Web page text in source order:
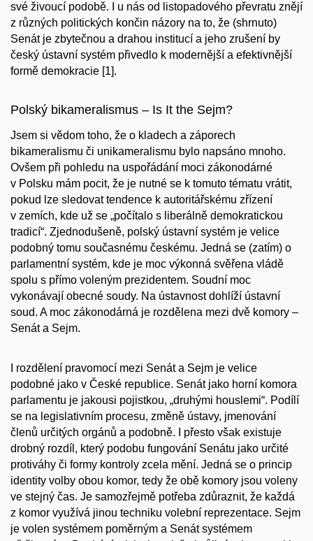
své živoucí podobě. I u nás od listopadového převratu znějí
z různých politických končin názory na to, že (shrnuto)
Senát je zbytečnou a drahou institucí a jeho zrušení by
český ústavní systém přivedlo k modernější a efektivnější
formě demokracie [1].
Polský bikameralismus – Is It the Sejm?
Jsem si vědom toho, že o kladech a záporech
bikameralismu či unikameralismu bylo napsáno mnoho.
Ovšem při pohledu na uspořádání moci zákonodárné
v Polsku mám pocit, že je nutné se k tomuto tématu vrátit,
pokud lze sledovat tendence k autoritářskému zřízení
v zemích, kde už se „počítalo s liberálně demokratickou
tradicí“. Zjednodušeně, polský ústavní systém je velice
podobný tomu současnému českému. Jedná se (zatím) o
parlamentní systém, kde je moc výkonná svěřena vládě
spolu s přímo voleným prezidentem. Soudní moc
vykonávají obecné soudy. Na ústavnost dohlíží ústavní
soud. A moc zákonodárná je rozdělena mezi dvě komory –
Senát a Sejm.
I rozdělení pravomocí mezi Senát a Sejm je velice
podobné jako v České republice. Senát jako horní komora
parlamentu je jakousi pojistkou, „druhými houslemi“. Podílí
se na legislativním procesu, změně ústavy, jmenování
členů určitých orgánů a podobně. I přesto však existuje
drobný rozdíl, který podobu fungování Senátu jako určité
protiváhy či formy kontroly zcela mění. Jedná se o princip
identity volby obou komor, tedy že obě komory jsou voleny
ve stejný čas. Je samozřejmě potřeba zdůraznit, že každá
z komor využívá jinou techniku volební reprezentace. Sejm
je volen systémem poměrným a Senát systémem